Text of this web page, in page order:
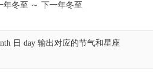
年冬至 ～ 下一年冬至
日 day 输出对应的节气和星座